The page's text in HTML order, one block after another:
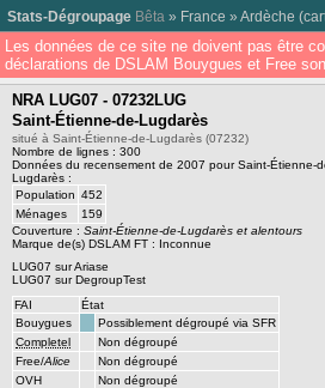
Stats-Dégroupage Bêta » France » Ardèche (
Les données de ce site ne doivent pas être
déclarations de DSLAM Bouygues et Free
NRA LUG07 - 07232LUG
Saint-Étienne-de-Lugdarès
situé à Saint-Étienne-de-Lugdarès (07232)
Nombre de lignes : 300
Données du recensement de 2007 pour Saint-Étienne-
Lugdarès :
Population 452
Ménages
159
Couverture : Saint-Étienne-de-Lugdarès et alentours
Marque de(s) DSLAM FT : Inconnue
LUG07 sur Ariase
LUG07 sur DegroupTest
FAI
État
Bouygues
Possiblement dégroupé via SFR
Completel
Non dégroupé
Free/Alice
Non dégroupé
OVH
Non dégroupé